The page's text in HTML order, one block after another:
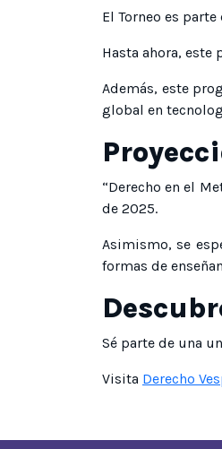
El Torneo es
Hasta ahora,
Además, este
global en
“Derecho en el
de 2025.
Asimismo, se
formas de
Sé parte de una
Visita Derecho